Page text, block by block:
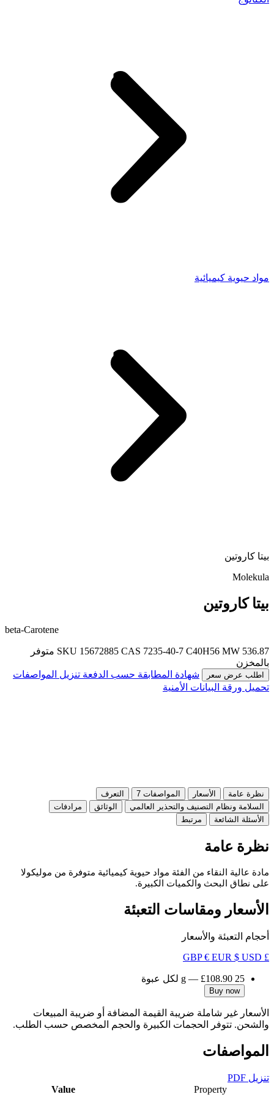
مواد حيوية كيميائية
بيتا كاروتين
Molekula
بيتا كاروتين
beta-Carotene
SKU 15672885 CAS 7235-40-7 C40H56 MW 536.87
متوفر
بالمخزن
اطلب عرض سعر شهادة المطابقة حسب الدفعة تنزيل المواصفات
تحميل ورقة البيانات الأمنية
نظرة عامة الأسعار المواصفات 7
التعرف
السلامة ونظام التصنيف والتحذير العالمي
الوثائق
مرادفات
الأسئلة الشائعة
مرتبط
نظرة عامة
مادة عالية النقاء من الفئة مواد حيوية كيميائية متوفرة من موليكولا
على نطاق البحث والكميات الكبيرة.
الأسعار ومقاسات التعبئة
أحجام التعبئة والأسعار
£ GBP
€ EUR $ USD
25 g
— £108.90 لكل عبوة
Buy now
الأسعار غير شاملة ضريبة القيمة المضافة أو ضريبة المبيعات
والشحن. تتوفر الحجمات الكبيرة والحجم المخصص حسب الطلب.
المواصفات
تنزيل PDF
Property
Value